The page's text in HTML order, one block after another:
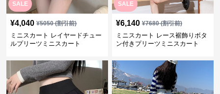
SALE
¥4,040 ¥5050(割引前)
ミニスカート レイヤードチュー
ルプリーツミニスカート
SALE
¥6,140 ¥7680(割引前)
ミニスカート レース裾飾りボタ
ン付きプリーツミニスカート